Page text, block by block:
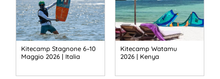
Kitecamp Stagnone 6–10
Maggio 2026 | Italia
Kitecamp Watamu
2026 | Kenya